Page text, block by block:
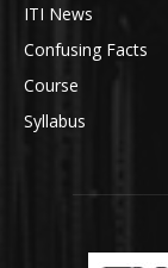
ITI News
Confusing Facts
Course
Syllabus